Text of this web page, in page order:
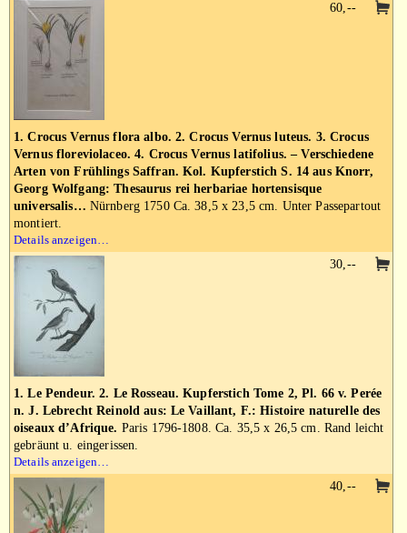
1. Crocus Vernus flora albo. 2. Crocus Vernus luteus. 3. Crocus
Vernus floreviolaceo. 4. Crocus Vernus latifolius. – Verschiedene
Arten von Frühlings Saffran. Kol. Kupferstich S. 14 aus Knorr,
Georg Wolfgang: Thesaurus rei herbariae hortensisque
universalis… Nürnberg 1750 Ca. 38,5 x 23,5 cm. Unter Passepartout
montiert.
Details anzeigen…
60,--
1. Le Pendeur. 2. Le Rosseau. Kupferstich Tome 2, Pl. 66 v. Perée
n. J. Lebrecht Reinold aus: Le Vaillant, F.: Histoire naturelle des
oiseaux d’Afrique. Paris 1796-1808. Ca. 35,5 x 26,5 cm. Rand leicht
gebräunt u. eingerissen.
Details anzeigen…
30,--
40,--